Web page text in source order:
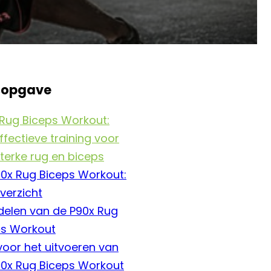
Biceps Workout:
training voor
rug en biceps
Rug Biceps Workout:
van de P90x Rug
Workout
het uitvoeren van
Rug Biceps Workout